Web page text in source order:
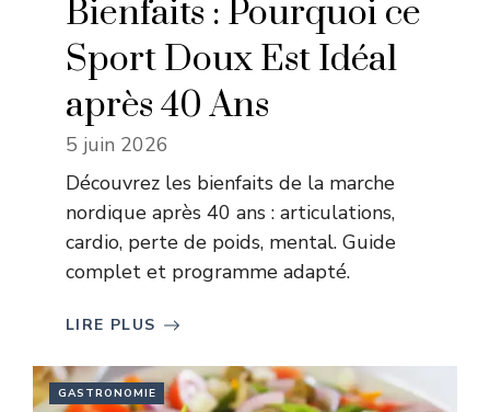
Bienfaits : Pourquoi ce
Sport Doux Est Idéal
après 40 Ans
5 juin 2026
Découvrez les bienfaits de la marche
nordique après 40 ans : articulations,
cardio, perte de poids, mental. Guide
complet et programme adapté.
LIRE PLUS
GASTRONOMIE